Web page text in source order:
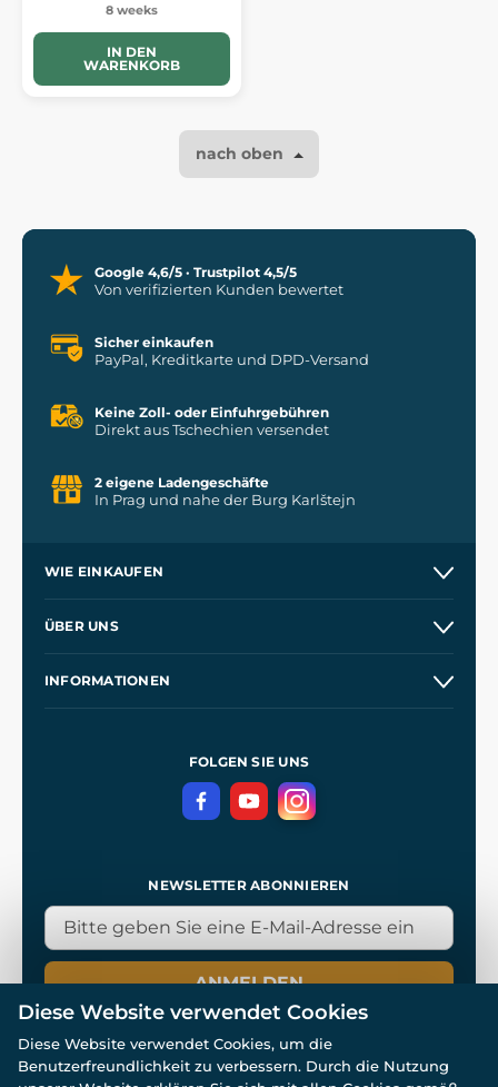
8 weeks
IN DEN
WARENKORB
nach oben
Google 4,6/5 · Trustpilot 4,5/5
Von verifizierten Kunden bewertet
Sicher einkaufen
PayPal, Kreditkarte und DPD-Versand
Keine Zoll- oder Einfuhrgebühren
Direkt aus Tschechien versendet
2 eigene Ladengeschäfte
In Prag und nahe der Burg Karlštejn
WIE EINKAUFEN
Kontakt
ÜBER UNS
INFORMATIONEN
DatenschutzerklärungFOLGEN SIE UNS
NEWSLETTER ABONNIEREN
ANMELDEN
Diese Website verwendet Cookies
Diese Website verwendet Cookies, um die
Benutzerfreundlichkeit zu verbessern. Durch die Nutzung